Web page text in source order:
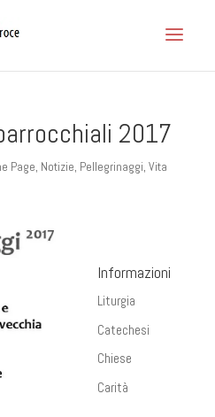
2017
Page, Notizie, Pellegrinaggi, Vita
Informazioni
Liturgia
Catechesi
Chiese
Carità